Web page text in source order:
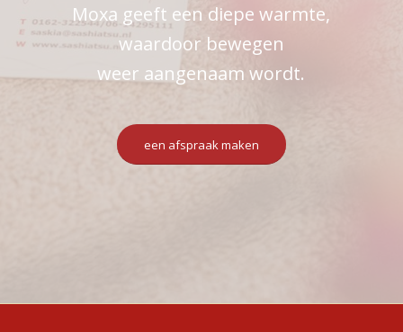
Moxa geeft een diepe warmte,
waardoor bewegen
weer aangenaam wordt.
een afspraak maken